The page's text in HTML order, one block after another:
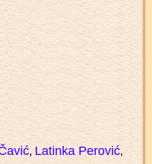
, Latinka Perović,